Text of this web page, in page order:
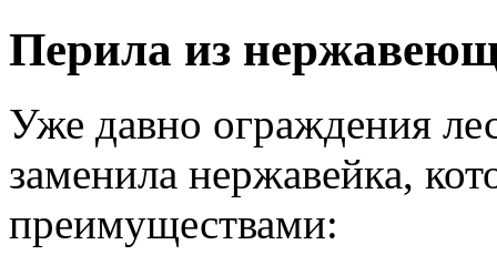
Перила из
Уже давно ограждения
заменила нержавейка,
преимуществами: